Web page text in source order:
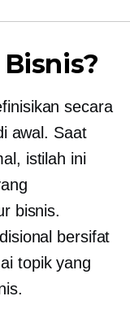
secara
awal. Saat
istilah ini
bisnis.
bersifat
topik yang